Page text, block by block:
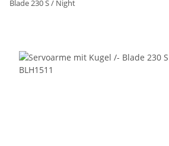
Blade 230 S / Night